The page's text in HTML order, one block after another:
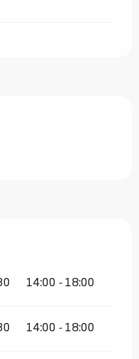
14:00 - 18:00
14:00 - 18:00